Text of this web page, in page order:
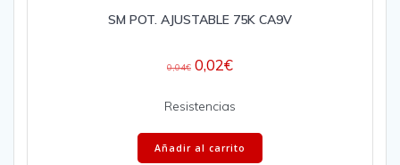
SM POT. AJUSTABLE 75K CA9V
0,04€ 0,02€
Resistencias
Añadir al carrito